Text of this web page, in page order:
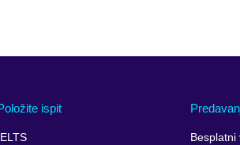
ispit
IELTS